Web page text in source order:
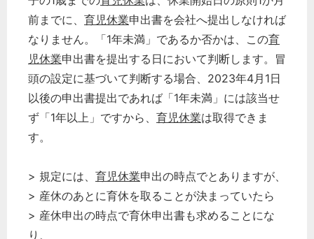
前までに、 育児休業申出書を会社へ提出しなければ
なりません。「1年未満」であるか否かは、この育
児休業申出書を提出する日において判断します。冒
頭の設定に基づいて判断する場合、2023年4月1日
以後の申出書提出であれば「1年未満」には該当せ
ず「1年以上」ですから、 育児休業は取得できま
す。
> 規定には、 育児休業申出の時点でとありますが、
> 産休のあとに育休を取ることが決まっていたら
> 産休申出の時点で育休申出書も求めることにな
り、
どのカテゴリーに投稿しますか？
選択してください
労務管理
税務経理
企業法務
秘書のノウハウ
次へ